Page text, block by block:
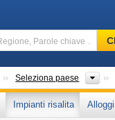
…
Seleziona continente
Seleziona paese
Impianti risalita
Alloggi